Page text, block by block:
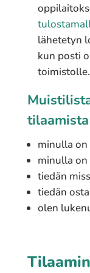
lähetetyn
kun posti
toimistolle.
tilaamista
minulla
minulla
tiedän
tiedän
olen